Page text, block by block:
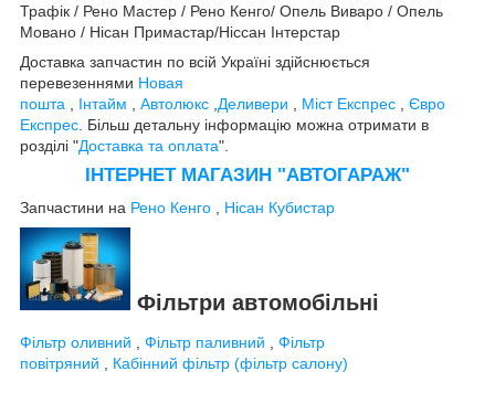
Трафік / Рено Мастер / Рено Кенго/ Опель Виваро / Опель
Мовано / Нісан Примастар/Ніссан Інтерстар
Доставка запчастин по всій Україні здійснюється
перевезеннями Новая
пошта
Інтайм Автолюкс Деливери Міст Експрес
Євро
Експрес . Більш детальну інформацію можна отримати в
розділі "Доставка та оплата".
ІНТЕРНЕТ МАГАЗИН "АВТОГАРАЖ"
Запчастини на Рено Кенго , Нісан Кубистар
Фільтри автомобільні
Фільтр оливний Фільтр паливний
Фільтр
повітряний
Кабінний фільтр (фільтр салону)